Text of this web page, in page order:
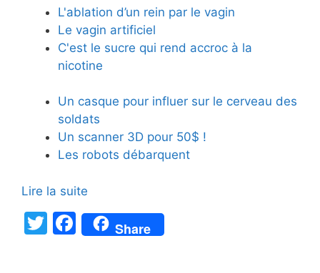
L'ablation d’un rein par le vagin
Le vagin artificiel
C'est le sucre qui rend accroc à la
nicotine
Un casque pour influer sur le cerveau des
soldats
Un scanner 3D pour 50$ !
Les robots débarquent
Lire la suite
T
F
a
Share